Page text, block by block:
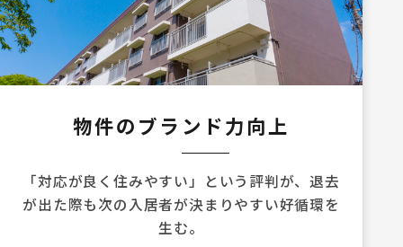
物件のブランド力向上
「対応が良く住みやすい」という評判が、退去
が出た際も次の入居者が決まりやすい好循環を
生む。